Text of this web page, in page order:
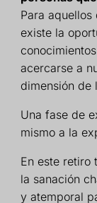
Para
existe la
acercarse a
dimensión de
Una fase de
mismo a la
En este retiro
la sanación
y atemporal